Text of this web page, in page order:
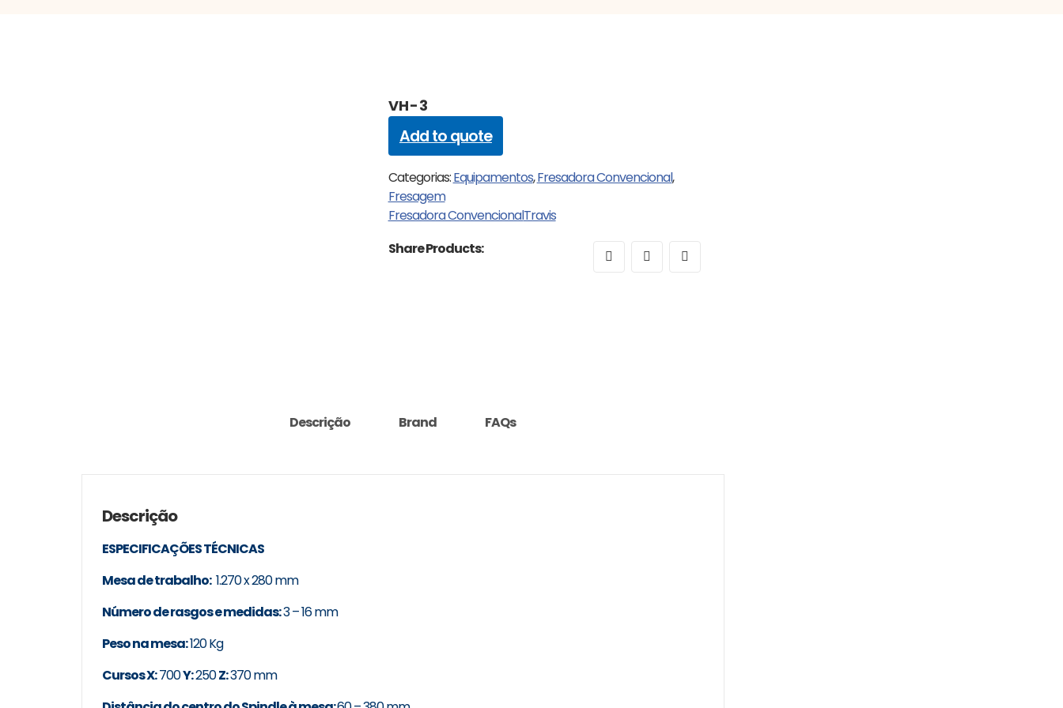
VH-3
Add to quote
Categorias:Equipamentos,Fresadora Convencional,
Fresagem
Fresadora ConvencionalTravis
Share Products:
Descrição Brand FAQs
Descrição
ESPECIFICAÇÕES TÉCNICAS
Mesa de trabalho:1.270 x 280 mm
Número de rasgos e medidas:3 – 16 mm
Peso na mesa:120 Kg
Cursos X:700Y:250Z:370 mm